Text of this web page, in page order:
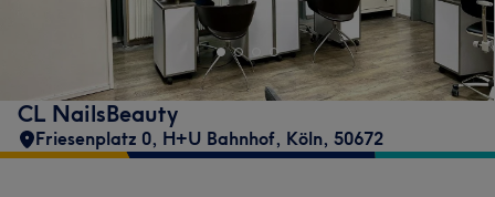
CL NailsBeauty
Friesenplatz 0, H+U Bahnhof, Köln, 50672